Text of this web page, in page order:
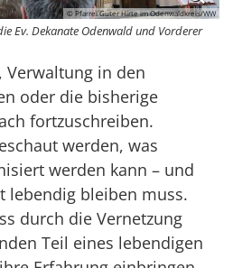
© Pfarrei Guter Hirte im Odenwaldkreis/WW
Ev. Dekanate Odenwald und Vorderer
Verwaltung in den
oder die bisherige
fortzuschreiben.
werden, was
werden kann – und
lebendig bleiben muss.
durch die Vernetzung
Teil eines lebendigen